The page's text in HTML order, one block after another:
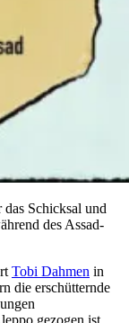
Schicksal und
des Assad-
Tobi Dahmen in
die erschütternde
gezogen ist